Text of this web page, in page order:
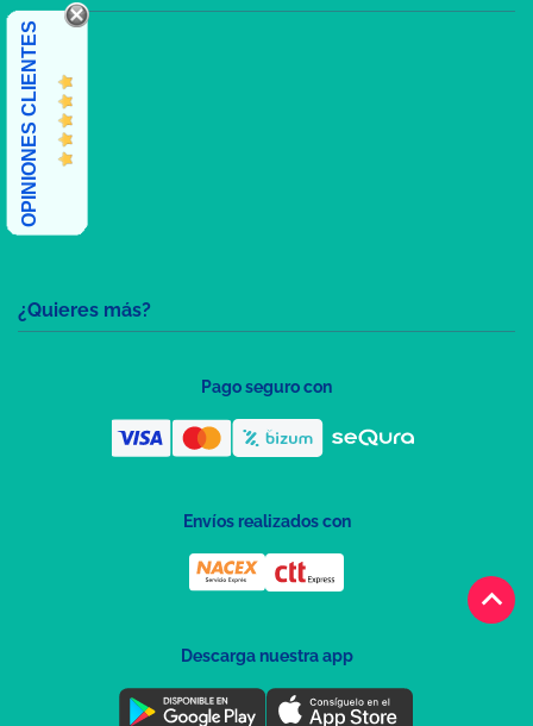
keyboard_arrow_up
¿Quieres más?
OPINIONES CLIENTES
Pago seguro con
Envíos realizados con
Descarga nuestra app